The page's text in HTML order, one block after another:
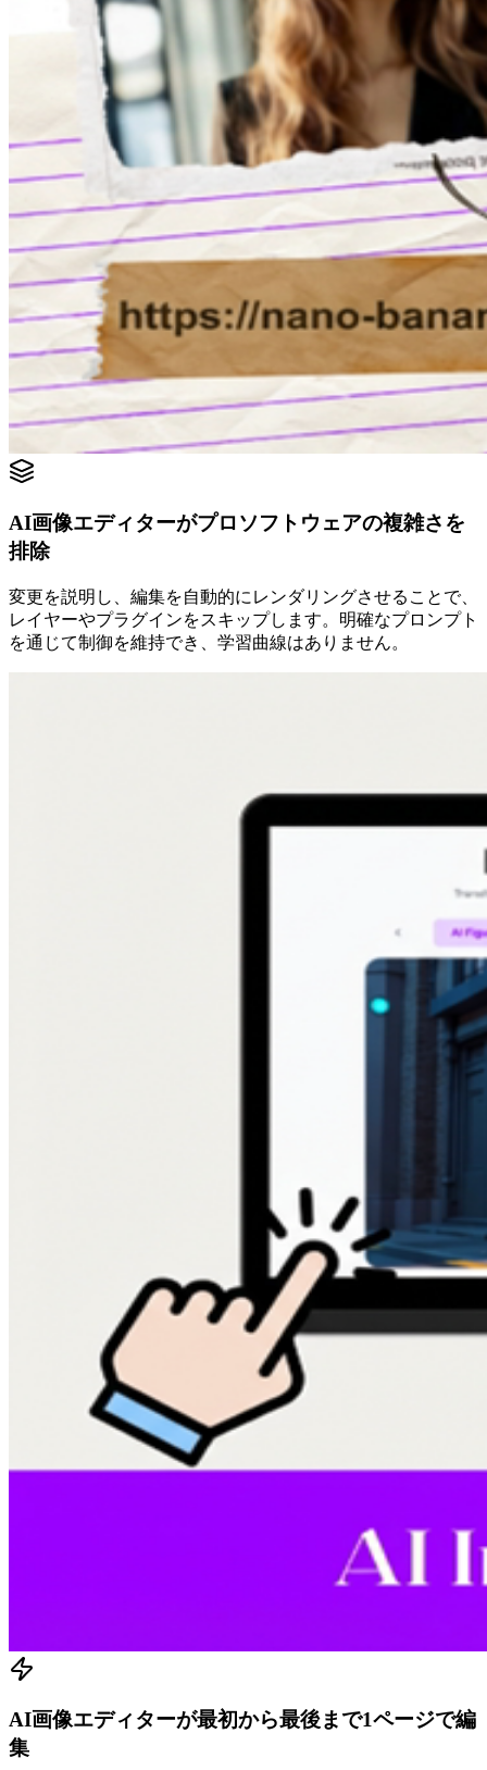
AI画像エディターがプロソフトウェアの複雑さを
排除
変更を説明し、編集を自動的にレンダリングさせることで、
レイヤーやプラグインをスキップします。明確なプロンプト
を通じて制御を維持でき、学習曲線はありません。
AI画像エディターが最初から最後まで1ページで編
集